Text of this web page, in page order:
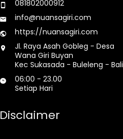
081802000912
info@nuansagiri.com
https://nuansagiri.com
Jl. Raya Asah Gobleg - Desa
Wana Giri Buyan
Kec Sukasada - Buleleng - Bali
06:00 - 23.00
Setiap Hari
Disclaimer